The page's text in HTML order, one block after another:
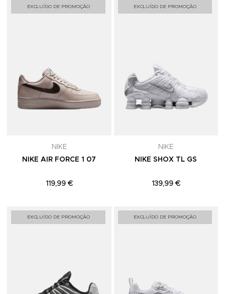
EXCLUÍDO DE PROMOÇÃO Adicionar aos Favoritos
NIKE
NIKE AIR FORCE 1 07
119,99 €
EXCLUÍDO DE PROMOÇÃO
NIKE
NIKE SHOX TL GS
139,99 €
EXCLUÍDO DE PROMOÇÃO Adicionar aos Favoritos
EXCLUÍDO DE PROMOÇÃO